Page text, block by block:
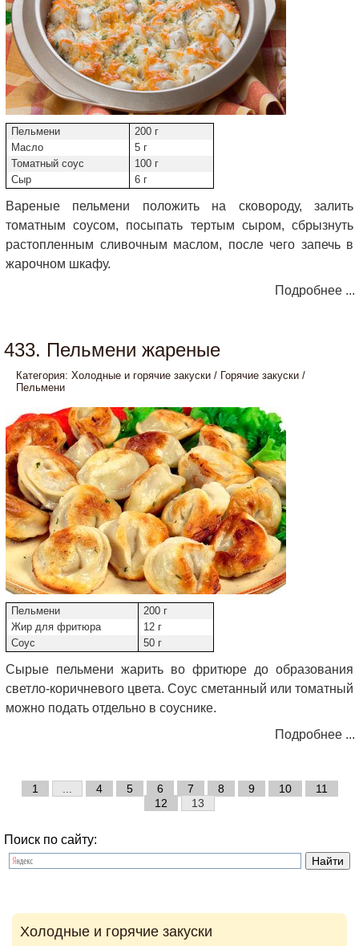
Пельмени
200 г
Масло
5 г
Томатный соус
100 г
Сыр
6 г
Вареные пельмени положить на сковороду, залить
томатным соусом, посыпать тертым сыром, сбрызнуть
растопленным сливочным маслом, после чего запечь в
жарочном шкафу.
Подробнее ...
433. Пельмени жареные
Категория: Холодные и горячие закуски / Горячие закуски /
Пельмени
Пельмени
200 г
Жир для фритюра
12 г
Соус
50 г
Сырые пельмени жарить во фритюре до образования
светло-коричневого цвета. Соус сметанный или томатный
можно подать отдельно в соуснике.
Подробнее ...
1 4 5 6 7 8 9 10
11
12
13
Поиск по сайту:
Холодные и горячие закуски